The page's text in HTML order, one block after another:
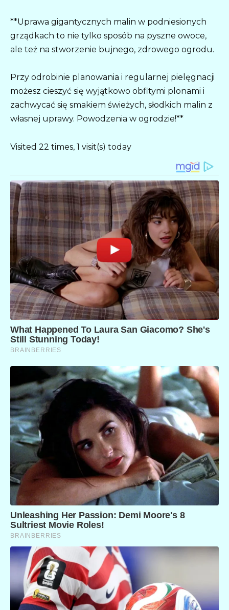
**Uprawa gigantycznych malin w podniesionych
grządkach to nie tylko sposób na pyszne owoce,
ale też na stworzenie bujnego, zdrowego ogrodu.
Przy odrobinie planowania i regularnej pielęgnacji
możesz cieszyć się wyjątkowo obfitymi plonami i
zachwycać się smakiem świeżych, słodkich malin z
własnej uprawy. Powodzenia w ogrodzie!**
Visited 22 times, 1 visit(s) today